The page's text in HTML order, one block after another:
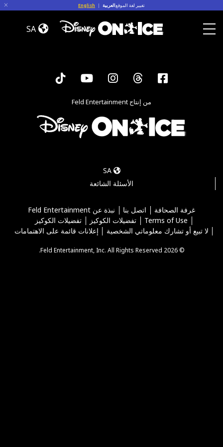
تغيير لغة الموقعالعربية |
English
Cast
SA
Facebook
Threads
Instagram
YouTube
Tiktok
من إنتاج Feld Entertainment
SA
الأسئلة الشائعة
غرفة الصحافة اتصل بنا
نبذة عن Feld Entertainment
Terms of Use
تفضيلات الكوكيز
تفضيلات الكوكيز
لا تبيع أو تشارك معلوماتي الشخصية
إعلانات قائمة على الاهتمامات
© 2026 Feld Entertainment, Inc. All Rights Reserved.